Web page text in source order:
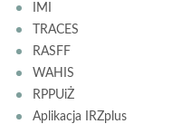
IMI
TRACES
RASFF
WAHIS
RPPUiŻ
Aplikacja IRZplus